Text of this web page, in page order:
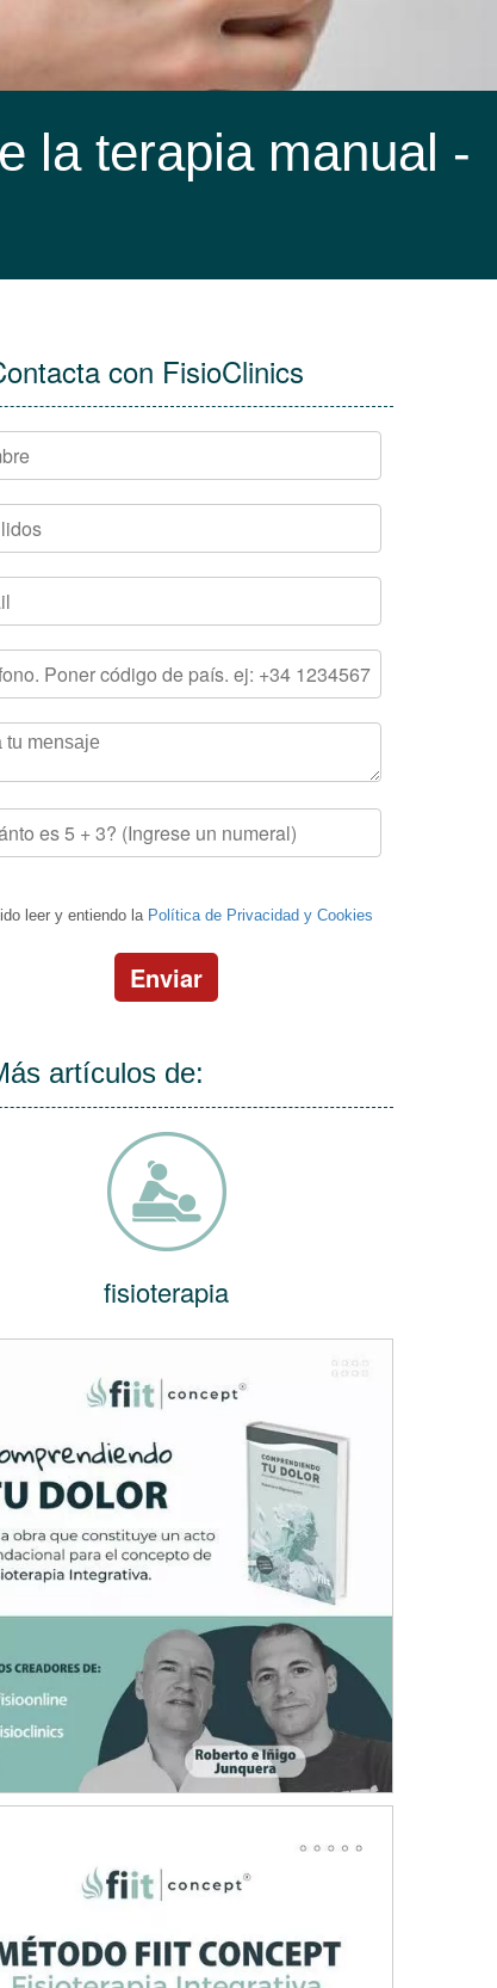
la terapia manual -
con FisioClinics
leer y entiendo la Política de Privacidad y Cookies
Enviar
artículos de:
fisioterapia